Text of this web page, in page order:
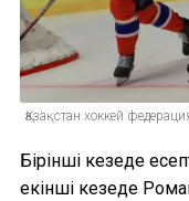
Қазақстан хоккей
Бірінші кезеңде
екінші кезеңде